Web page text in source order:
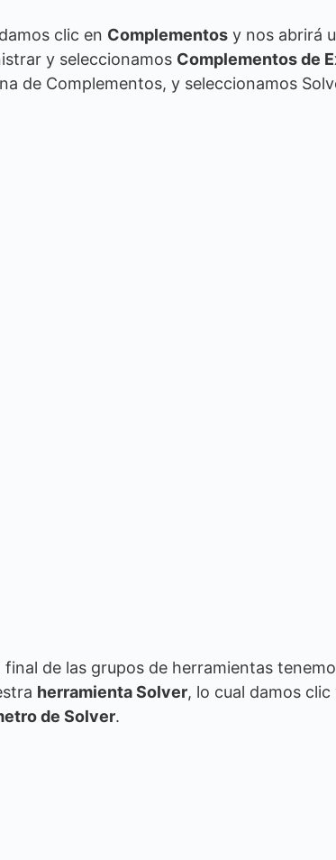
clic en Complementos y nos abrirá
y seleccionamos Complementos de
de Complementos, y seleccionamos
de las grupos de herramientas
herramienta Solver, lo cual damos clic
de Solver.